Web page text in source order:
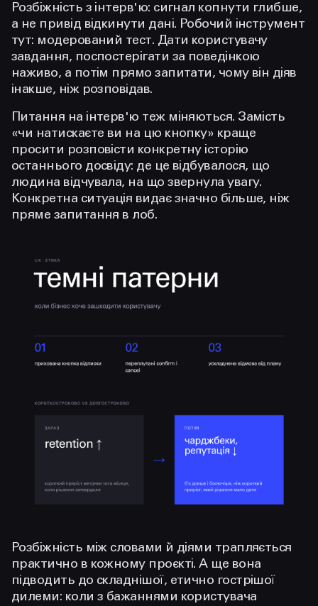
Розбіжність з інтерв'ю: сигнал копнути глибше,
а не привід відкинути дані. Робочий інструмент
тут: модерований тест. Дати користувачу
завдання, поспостерігати за поведінкою
наживо, а потім прямо запитати, чому він діяв
інакше, ніж розповідав.
Питання на інтерв'ю теж міняються. Замість
«чи натискаєте ви на цю кнопку» краще
просити розповісти конкретну історію
останнього досвіду: де це відбувалося, що
людина відчувала, на що звернула увагу.
Конкретна ситуація видає значно більше, ніж
пряме запитання в лоб.
Розбіжність між словами й діями трапляється
практично в кожному проєкті. А ще вона
підводить до складнішої, етично гострішої
дилеми: коли з бажаннями користувача